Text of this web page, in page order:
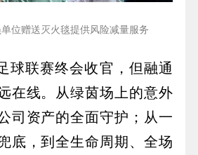
位赠送灭火毯提供风险减量服务
联赛终会收官，但融通
在线。从绿茵场上的意外
司资产的全面守护；从一
底，到全生命周期、全场